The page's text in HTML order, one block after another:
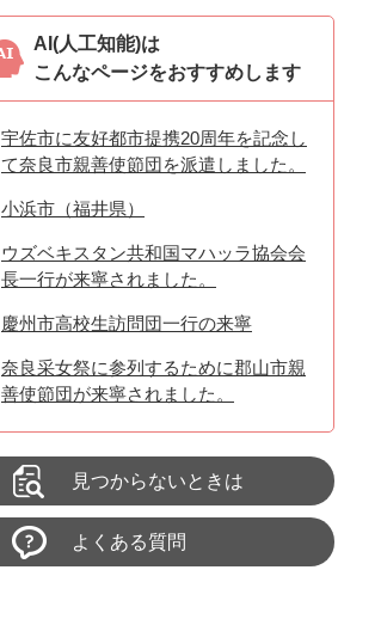
AI(人工知能)は
こんなページをおすすめします
宇佐市に友好都市提携20周年を記念し
て奈良市親善使節団を派遣しました。
小浜市（福井県）
ウズベキスタン共和国マハッラ協会会
長一行が来寧されました。
慶州市高校生訪問団一行の来寧
奈良采女祭に参列するために郡山市親
善使節団が来寧されました。
見つからないときは
よくある質問